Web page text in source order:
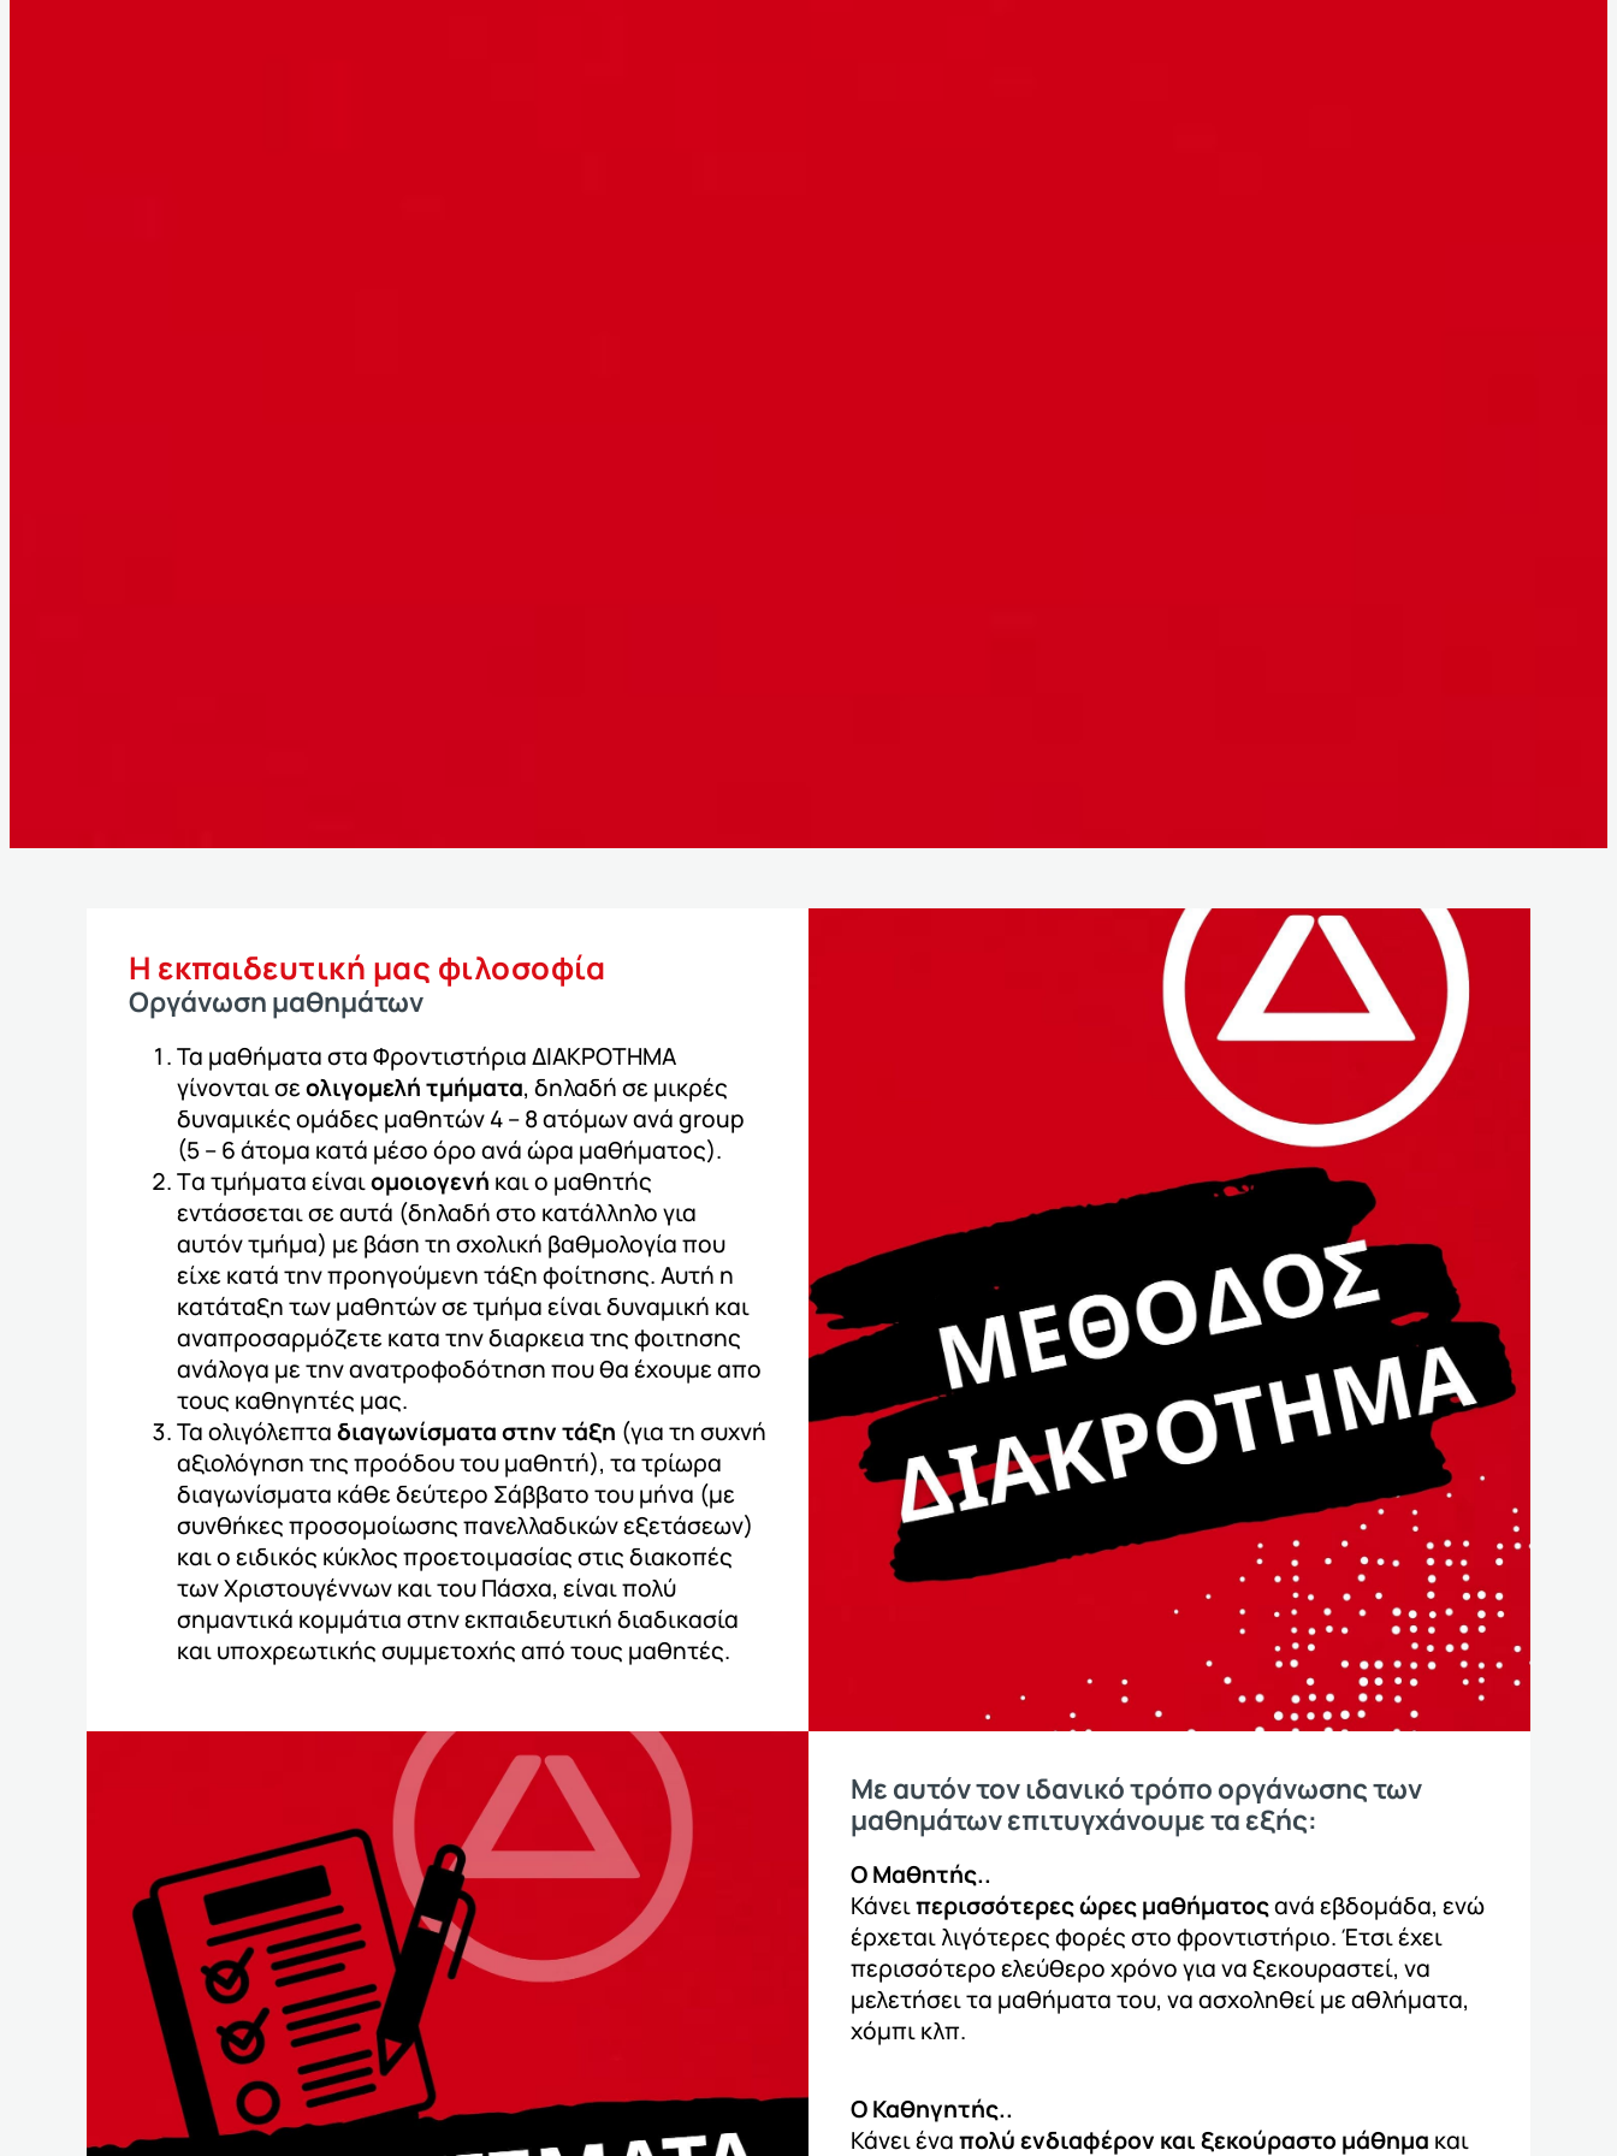
Η εκπαιδευτική μας φιλοσοφία
Οργάνωση μαθημάτων
Τα μαθήματα στα Φροντιστήρια ΔΙΑΚΡΟΤΗΜΑ
γίνονται σεολιγομελή τμήματα, δηλαδή σε μικρές
δυναμικές ομάδες μαθητών 4 – 8 ατόμων ανά group
(5 – 6 άτομα κατά μέσο όρο ανά ώρα μαθήματος).
Tα τμήματα είναιομοιογενή και ο μαθητής
εντάσσεται σε αυτά (δηλαδή στο κατάλληλο για
αυτόν τμήμα) με βάση τη σχολική βαθμολογία που
είχε κατά την προηγούμενη τάξη φοίτησης. Αυτή η
κατάταξη των μαθητών σε τμήμα είναι δυναμική και
αναπροσαρμόζετε κατα την διαρκεια της φοιτησης
ανάλογα με την ανατροφοδότηση που θα έχουμε απο
τους καθηγητές μας.
Τα ολιγόλεπταδιαγωνίσματα στην τάξη (για τη συχνή
αξιολόγηση της προόδου του μαθητή), τα τρίωρα
διαγωνίσματα κάθε δεύτερο Σάββατο του μήνα (με
συνθήκες προσομοίωσης πανελλαδικών εξετάσεων)
και ο ειδικός κύκλος προετοιμασίας στις διακοπές
των Χριστουγέννων και του Πάσχα, είναι πολύ
σημαντικά κομμάτια στην εκπαιδευτική διαδικασία
και υποχρεωτικής συμμετοχής από τους μαθητές.
Με αυτόν τον ιδανικό τρόπο οργάνωσης των
μαθημάτων επιτυγχάνουμε τα εξής:
Ο Μαθητής..
Κάνειπερισσότερες ώρες μαθήματοςανά εβδομάδα, ενώ
έρχεται λιγότερες φορές στο φροντιστήριο. Έτσι έχει
περισσότερο ελεύθερο χρόνο για να ξεκουραστεί, να
μελετήσει τα μαθήματα του, να ασχοληθεί με αθλήματα,
χόμπι κλπ.
Ο Καθηγητής..
Κάνει έναπολύ ενδιαφέρον και ξεκούραστο μάθημα και